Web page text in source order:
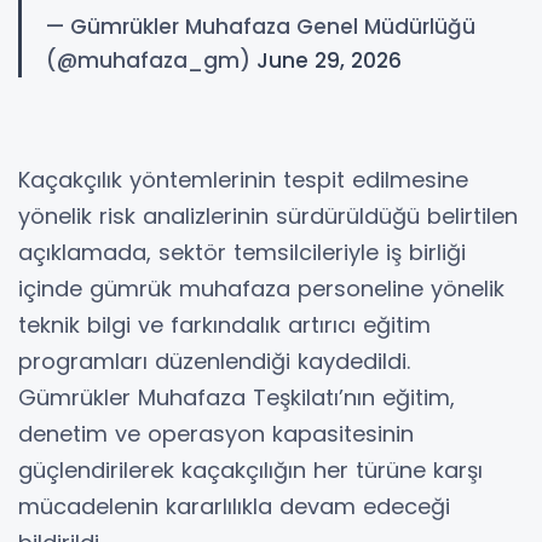
— Gümrükler Muhafaza Genel Müdürlüğü
(@muhafaza_gm) June 29, 2026
Kaçakçılık yöntemlerinin tespit edilmesine
yönelik risk analizlerinin sürdürüldüğü belirtilen
açıklamada, sektör temsilcileriyle iş birliği
içinde gümrük muhafaza personeline yönelik
teknik bilgi ve farkındalık artırıcı eğitim
programları düzenlendiği kaydedildi.
Gümrükler Muhafaza Teşkilatı’nın eğitim,
denetim ve operasyon kapasitesinin
güçlendirilerek kaçakçılığın her türüne karşı
mücadelenin kararlılıkla devam edeceği